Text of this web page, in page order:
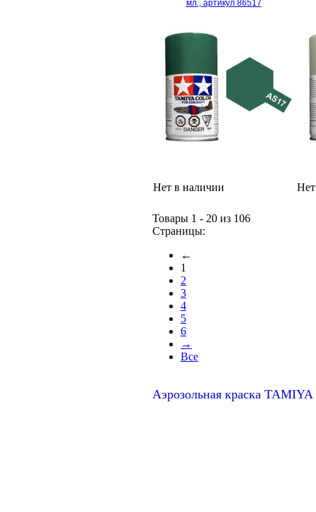
мл., артикул 86517
Нет в наличии
Товары 1 - 20 из 106
Страницы:
←
1
2
3
4
5
6
→
Все
Аэрозольная краска